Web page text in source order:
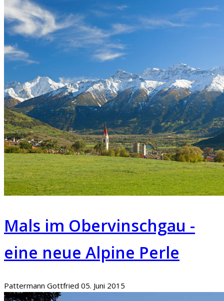
Mals im Obervinschgau -
eine neue Alpine Perle
Pattermann Gottfried 05. Juni 2015